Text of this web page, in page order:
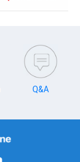
Q&A